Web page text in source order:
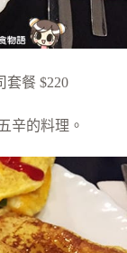
餐 $220
辛的料理。